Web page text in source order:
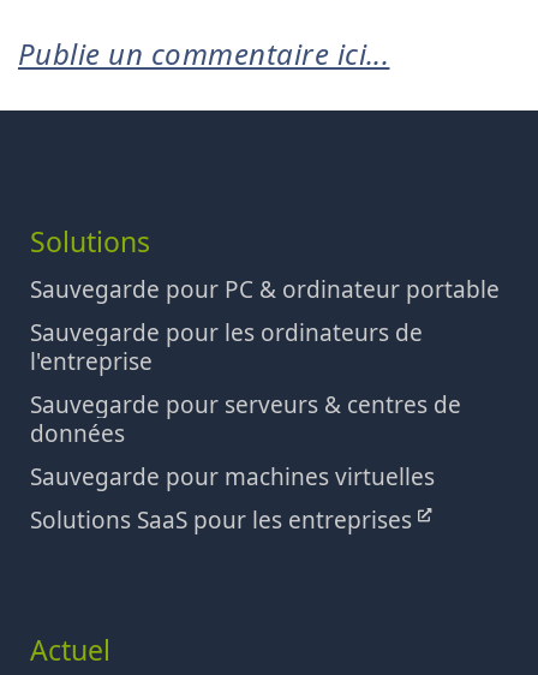
Publie un commentaire ici...
Solutions
Sauvegarde pour PC & ordinateur portable
Sauvegarde pour les ordinateurs de
l'entreprise
Sauvegarde pour serveurs & centres de
données
Sauvegarde pour machines virtuelles
Solutions SaaS pour les entreprises
Actuel